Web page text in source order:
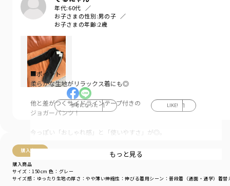
年代:60代
お子さまの性別:男の子
お子さまの年齢:2歳
参考になった 1 LIKE! 1
購入商品
購入商品
サイズ感 ：ゆったり 生地の厚さ ：やや薄い伸縮性 ：伸びる着用シーン ：普段着（通園・通学） 着替
サイズ：150cm 色：グレー
■ポイント
柔らかな生地がリラックス着にも◎
他と差がつくサイドラインテープ付きの
ジョガーパンツ！
今っぽい「おしゃれ感」と「使いやすさ」が◎。
キッズにぴったりの
「伸びの良いストレッチ」ミニ裏毛を使用。
股下に小さいマチ付きで
もっと見る